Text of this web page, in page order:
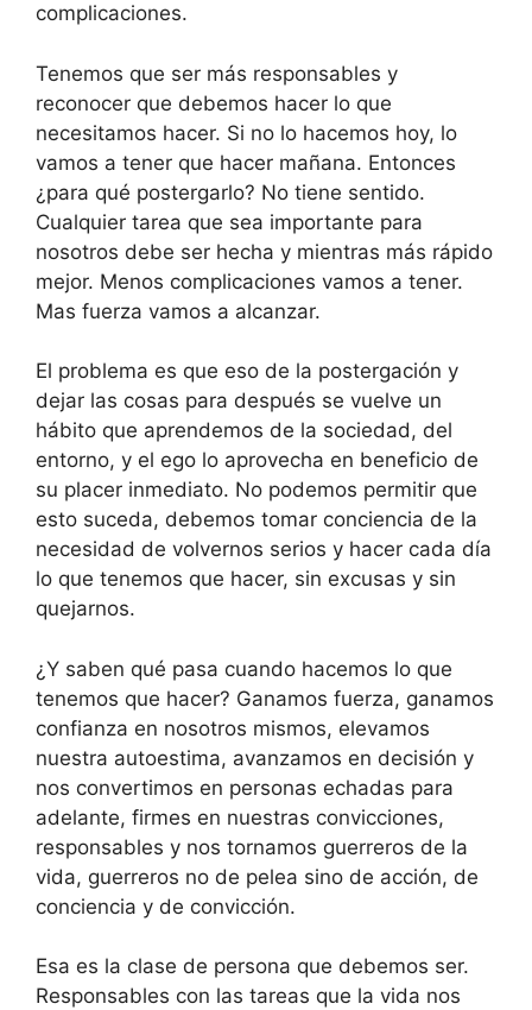
complicaciones.
Tenemos que ser más responsables y
reconocer que debemos hacer lo que
necesitamos hacer. Si no lo hacemos hoy, lo
vamos a tener que hacer mañana. Entonces
¿para qué postergarlo? No tiene sentido.
Cualquier tarea que sea importante para
nosotros debe ser hecha y mientras más rápido
mejor. Menos complicaciones vamos a tener.
Mas fuerza vamos a alcanzar.
El problema es que eso de la postergación y
dejar las cosas para después se vuelve un
hábito que aprendemos de la sociedad, del
entorno, y el ego lo aprovecha en beneficio de
su placer inmediato. No podemos permitir que
esto suceda, debemos tomar conciencia de la
necesidad de volvernos serios y hacer cada día
lo que tenemos que hacer, sin excusas y sin
quejarnos.
¿Y saben qué pasa cuando hacemos lo que
tenemos que hacer? Ganamos fuerza, ganamos
confianza en nosotros mismos, elevamos
nuestra autoestima, avanzamos en decisión y
nos convertimos en personas echadas para
adelante, firmes en nuestras convicciones,
responsables y nos tornamos guerreros de la
vida, guerreros no de pelea sino de acción, de
conciencia y de convicción.
Esa es la clase de persona que debemos ser.
Responsables con las tareas que la vida nos